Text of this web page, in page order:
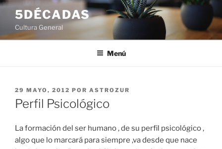
Saltar
contenido
5DÉCADAS
Cultura General
Menú
PUBLICADO
EL
29 MAYO, 2012 POR ASTROZUR
Perfil Psicológico
La formación del ser humano , de su perfil psicológico ,
algo que lo marcará para siempre ,va desde que nace